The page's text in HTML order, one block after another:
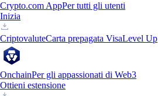
Crypto.com AppPer tutti gli utenti
Inizia
CriptovaluteCarta prepagata VisaLevel Up
OnchainPer gli appassionati di Web3
Ottieni estensione